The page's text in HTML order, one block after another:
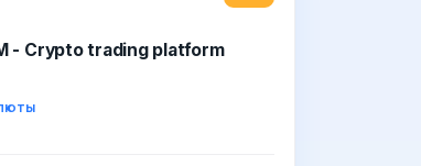
- Crypto trading platform